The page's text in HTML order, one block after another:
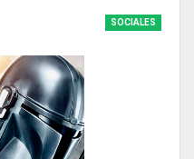
SOCIALES